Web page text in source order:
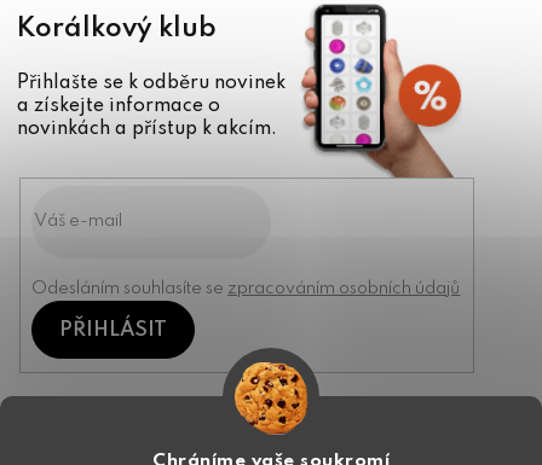
Korálkový klub
Přihlašte se k odběru novinek
a získejte informace o
novinkách a přístup k akcím.
Odesláním souhlasíte se zpracováním osobních údajů
PŘIHLÁSIT